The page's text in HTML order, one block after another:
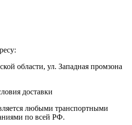
области, ул. Западная промзона
доставки
любыми транспортными
по всей РФ.